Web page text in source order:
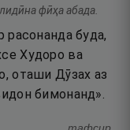
фӣҳа абада.
расонанда буда,
Худоро ва
оташи Дӯзах аз
бимонанд».